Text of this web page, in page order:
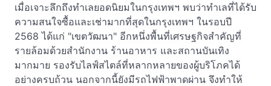
เมื่อเจาะลึกถึงทำเลยอดนิยมในกรุงเทพฯ พบว่าทำเลที่ได้รับ
ความสนใจซื้อและเช่ามากที่สุดในกรุงเทพฯ ในรอบปี
2568 ได้แก่ "เขตวัฒนา" อีกหนึ่งพื้นที่เศรษฐกิจสำคัญที่
รายล้อมด้วยสำนักงาน ร้านอาหาร และสถานบันเทิง
มากมาย รองรับไลฟ์สไตล์ที่หลากหลายของผู้บริโภคได้
อย่างครบถ้วน นอกจากนี้ยังมีรถไฟฟ้าพาดผ่าน จึงทำให้